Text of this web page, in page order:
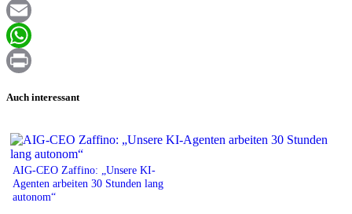
Facebook
Email
WhatsApp
Auch interessant
AIG-CEO Zaffino: „Unsere KI-
Agenten arbeiten 30 Stunden lang
autonom“